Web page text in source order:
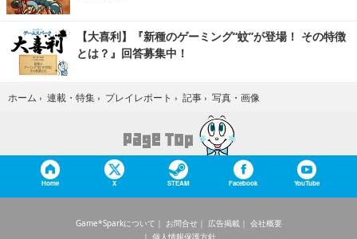
【大喜利】『新種のゲーミング“蚊”が登場！ その特徴
とは？』回答募集中！
ホーム › 連載・特集 › プレイレポート › 記事 › 写真・画像
Home X STEAM Facebook YouTube
Game*Sparkについて お問合せ 広告掲載
会社概要
個人情報保護方針